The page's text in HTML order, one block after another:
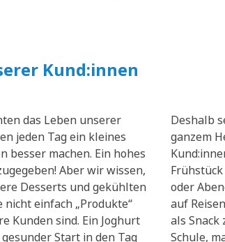
Kund:innen
das Leben unserer
jeden Tag ein kleines
besser machen. Ein hohes
Aber wir wissen,
Desserts und gekühlten
nicht einfach „Produkte“
Kunden sind. Ein Joghurt
Start in den Tag
Deshalb
ganzem
oder
auf
als Snack
Schule,